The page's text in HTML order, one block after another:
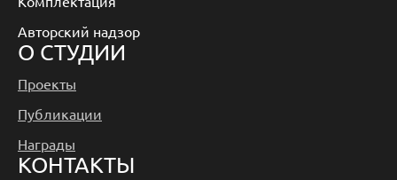
Авторский надзор
О СТУДИИ
Проекты
Публикации
Награды
КОНТАКТЫ